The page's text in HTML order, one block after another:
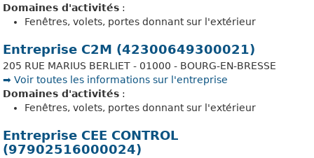
Domaines d'activités :
Fenêtres, volets, portes donnant sur l'extérieur
Entreprise C2M (42300649300021)
205 RUE MARIUS BERLIET - 01000 - BOURG-EN-BRESSE
➡️ Voir toutes les informations sur l'entreprise
Domaines d'activités :
Fenêtres, volets, portes donnant sur l'extérieur
Entreprise CEE CONTROL
(97902516000024)